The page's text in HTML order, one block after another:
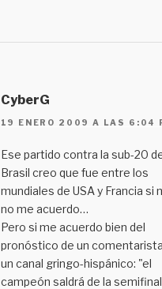
CyberG
19 ENERO 2009 A LAS 6:04
Ese partido contra la sub-20
Brasil creo que fue entre los
mundiales de USA y Francia si
no me acuerdo…
Pero si me acuerdo bien del
pronóstico de un
un canal gringo-hispánico: "el
campeón saldrá de la semifinal